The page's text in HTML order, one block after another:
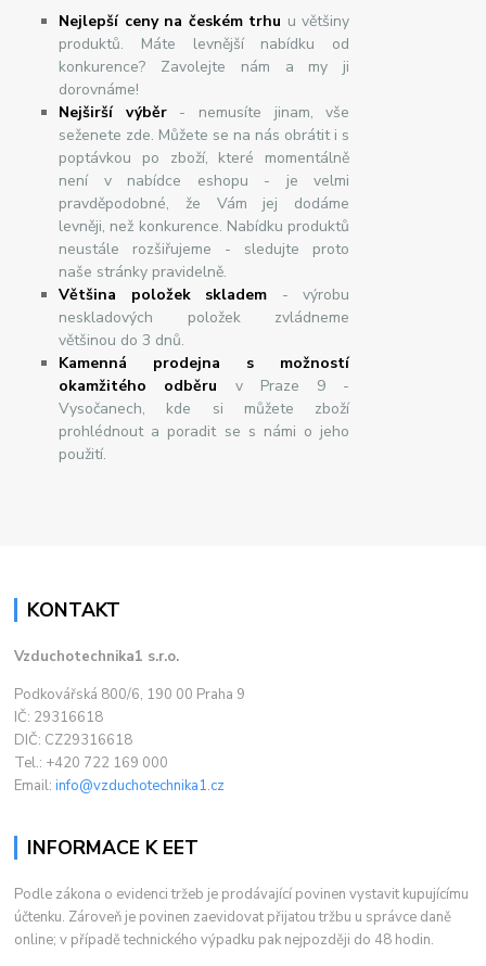
Nejlepší ceny na českém trhu u většiny
produktů. Máte levnější nabídku od
konkurence? Zavolejte nám a my ji
dorovnáme!
Nejširšívýběr- nemusíte jinam, vše
seženete zde. Můžete se na nás obrátit i s
poptávkou po zboží, které momentálně
není v nabídce eshopu - je velmi
pravděpodobné, že Vám jej dodáme
levněji, než konkurence. Nabídku produktů
neustále rozšiřujeme - sledujte proto
naše stránky pravidelně.
Většina položek skladem - výrobu
neskladových položek zvládneme
většinou do 3 dnů.
Kamenná prodejna s možností
okamžitého odběru v Praze 9 -
Vysočanech, kde si můžete zboží
prohlédnout a poradit se s námi o jeho
použití.
KONTAKT
Vzduchotechnika1 s.r.o.
Podkovářská 800/6, 190 00 Praha 9
IČ: 29316618
DIČ: CZ29316618
Tel.: +420 722 169 000
Email:info@vzduchotechnika1.cz
INFORMACE K EET
Podle zákona o evidenci tržeb je prodávající povinen vystavit kupujícímu
účtenku. Zároveň je povinen zaevidovat přijatou tržbu u správce daně
online; v případě technického výpadku pak nejpozději do 48 hodin.